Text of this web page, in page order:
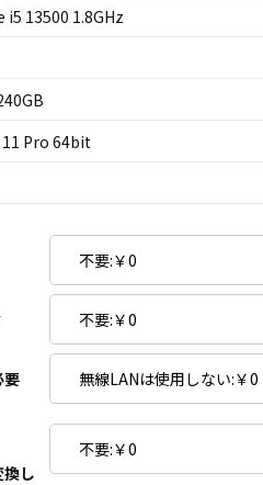
i5 13500 1.8GHz
Pro 64bit
要
し